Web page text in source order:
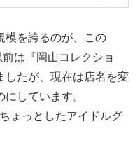
模を誇るのが、この
は『岡山コレクショ
したが、現在は店名を変
しています。
ょっとしたアイドルグ